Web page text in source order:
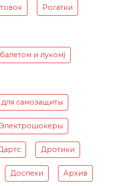
Рогатки
и луком)
самозащиты
Электрошокеры
Дротики
Доспехи Архив